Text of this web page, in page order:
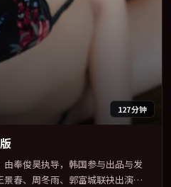
127分钟
奉俊昊执导，韩国参与出品与发
春、周冬雨、郭富城联袂出演。